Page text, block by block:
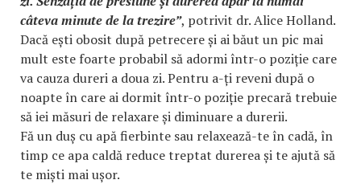
câteva minute de la trezire”, potrivit dr. Alice Holland.
Dacă ești obosit după petrecere și ai băut un pic mai
mult este foarte probabil să adormi într-o poziție care
va cauza dureri a doua zi. Pentru a-ți reveni după o
noapte în care ai dormit într-o poziție precară trebuie
să iei măsuri de relaxare și diminuare a durerii.
Fă un duș cu apă fierbinte sau relaxează-te în cadă, în
timp ce apa caldă reduce treptat durerea și te ajută să
te miști mai ușor.